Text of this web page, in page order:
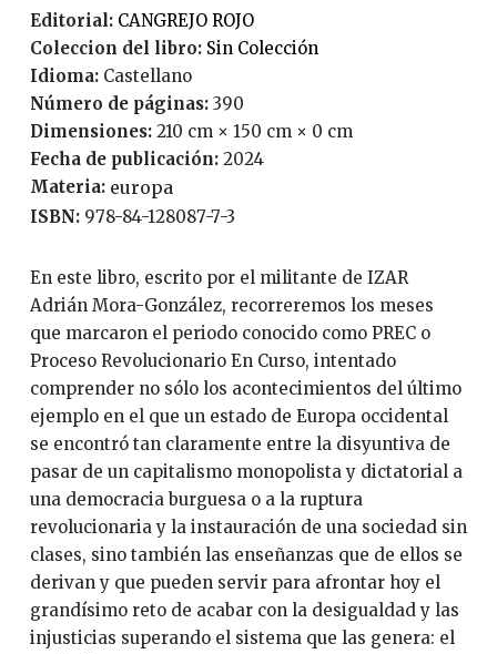
Editorial:
CANGREJO ROJO
Coleccion del libro:
Sin Colección
Idioma:
Castellano
Número de páginas:
390
Dimensiones: 210 cm × 150 cm × 0 cm
Fecha de publicación:
2024
Materia: europa
ISBN: 978-84-128087-7-3
En este libro, escrito por el militante de IZAR
Adrián Mora-González, recorreremos los meses
que marcaron el periodo conocido como PREC o
Proceso Revolucionario En Curso, intentado
comprender no sólo los acontecimientos del último
ejemplo en el que un estado de Europa occidental
se encontró tan claramente entre la disyuntiva de
pasar de un capitalismo monopolista y dictatorial a
una democracia burguesa o a la ruptura
revolucionaria y la instauración de una sociedad sin
clases, sino también las enseñanzas que de ellos se
derivan y que pueden servir para afrontar hoy el
grandísimo reto de acabar con la desigualdad y las
injusticias superando el sistema que las genera: el